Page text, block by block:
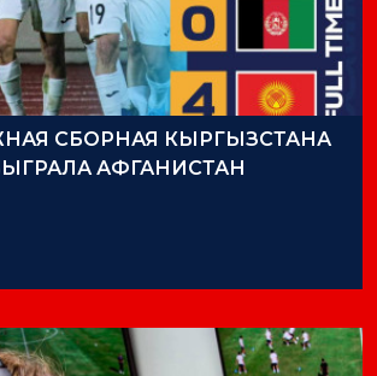
СБОРНАЯ КЫРГЫЗСТАНА
АФГАНИСТАН